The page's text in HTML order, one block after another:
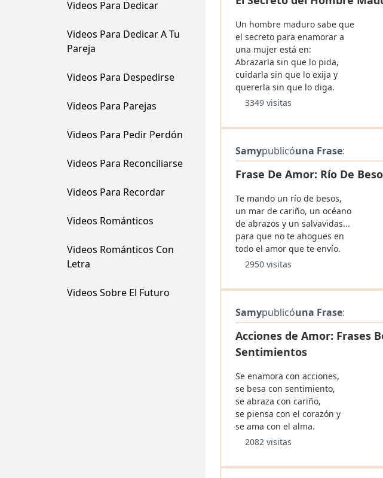
Videos Para Dedicar
Videos Para Dedicar A Tu
Pareja
Videos Para Despedirse
Videos Para Parejas
Videos Para Pedir Perdón
Videos Para Reconciliarse
Videos Para Recordar
Videos Románticos
Videos Románticos Con
Letra
Videos Sobre El Futuro
Un hombre maduro sabe que
el secreto para enamorar a
una mujer está en:
Abrazarla sin que lo pida,
cuidarla sin que lo exija y
quererla sin que lo diga.
3349 visitas
Samypublicóuna Frase:
Frase De Amor: Río De
Te mando un río de besos,
un mar de cariño, un océano
de abrazos y un salvavidas...
para que no te ahogues en
todo el amor que te envío.
2950 visitas
Samypublicóuna Frase:
Acciones de Amor: Frases
Sentimientos
Se enamora con acciones,
se besa con sentimiento,
se abraza con cariño,
se piensa con el corazón y
se ama con el alma.
2082 visitas